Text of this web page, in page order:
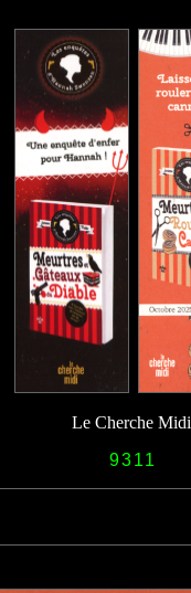
Le Cherche Midi
9311